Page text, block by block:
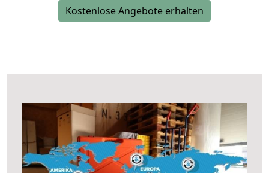
Kostenlose Angebote erhalten